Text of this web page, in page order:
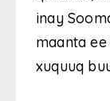
inay
maanta
xuquuq